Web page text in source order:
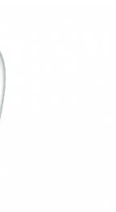
dit moment.